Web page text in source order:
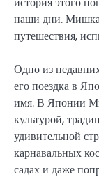
наши дни. Мишка
путешествия,
Одно из
его поездка в
имя. В Японии
культурой,
удивительной
карнавальных
садах и даже